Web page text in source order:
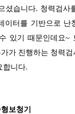
셨습니다. 청력검사
이터를 기반으로 난
있기 때문인데요~
가 진행하는 청력
합니다.
보청기